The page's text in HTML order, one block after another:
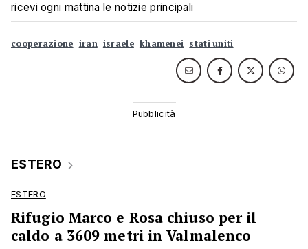
ricevi ogni mattina le notizie principali
cooperazione iran israele khamenei stati uniti
ESTERO
ESTERO
Rifugio Marco e Rosa chiuso per il
caldo a 3609 metri in Valmalenco